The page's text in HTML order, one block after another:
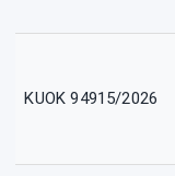
KUOK 94915/2026